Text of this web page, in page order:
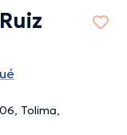
Tolima,